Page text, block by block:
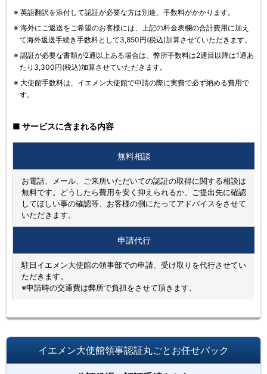
※ 英語翻訳を添付して認証が必要な方は別途、手数料がかかります。
※ 海外にご返送をご希望のお客様には、上記の料金表欄の合計費用に加え
て海外返送手続き手数料として3,850円(税込)加算させていただきます。
※ 認証が必要な書類が2通以上ある場合は、弊所手数料は2通目以降は1通あ
たり3,300円(税込)加算させていただきます。
※ 大使館手数料は、イエメン大使館で申請の際に実費で必ず納める費用で
す。
■ サービスに含まれる内容
無料相談
お電話、メール、ご来所いただいての認証の取得に関する相談は
無料です。どうしたら費用を安く抑えられるか、ご提出先に確認
してほしい事の確認等、お客様の側にたってアドバイスをさせて
いただきます。
申請代行
駐日イエメン大使館の領事部での申請、受け取りを代行させてい
ただきます。
※申請時の交通費は弊所で負担をさせて頂きます。
イエメン大使館領事認証丸ごとお任せパック